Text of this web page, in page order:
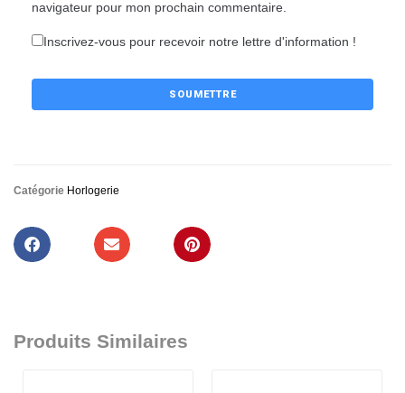
navigateur pour mon prochain commentaire.
Inscrivez-vous pour recevoir notre lettre d'information !
Catégorie Horlogerie
Produits Similaires